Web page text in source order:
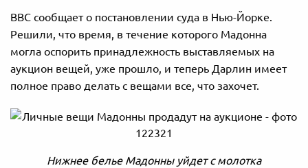
BBC сообщает о постановлении суда в Нью-Йорке.
Решили, что время, в течение которого Мадонна
могла оспорить принадлежность выставляемых на
аукцион вещей, уже прошло, и теперь Дарлин имеет
полное право делать с вещами все, что захочет.
Нижнее белье Мадонны уйдет с молотка